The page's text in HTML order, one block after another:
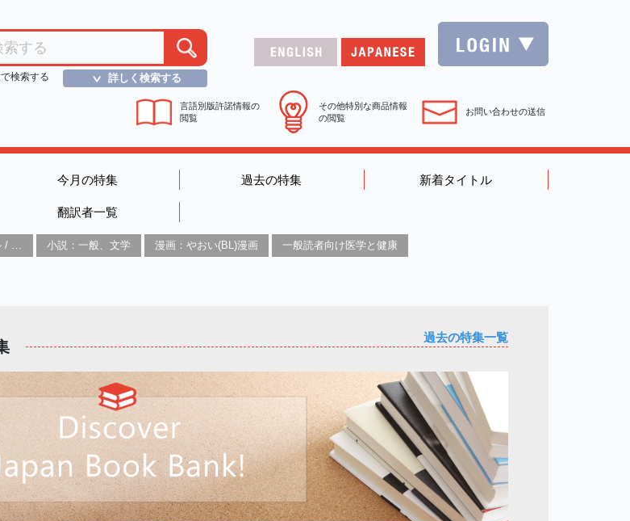
検索する ＞
詳しく検索する
言語別版許諾情報の
閲覧
その他特別な商品情報
の閲覧
お問い合わせの送信
今月の特集 過去の特集 新着タイトル
翻訳者一覧
小説：一般、文学 漫画：やおい(BL)漫画 一般読者向け医学と健康
過去の特集一覧